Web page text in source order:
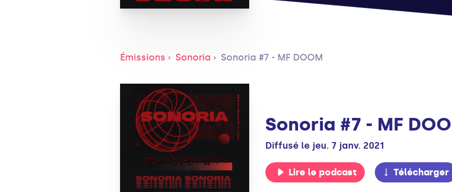
Émissions Sonoria Sonoria #7 - MF DOOM
Sonoria #7 - MF
Diffusé le jeu. 7 janv. 2021
Lire le podcast Télécharger